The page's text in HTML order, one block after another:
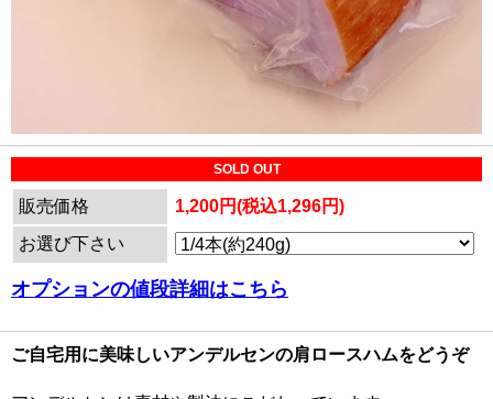
SOLD OUT
販売価格
1,200円(税込1,296円)
お選び下さい
オプションの値段詳細はこちら
ご自宅用に美味しいアンデルセンの肩ロースハムをどうぞ